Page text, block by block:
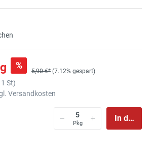
%
5,90 €* (7.12% gespart)
St)
Versandkosten
Pkg
In den